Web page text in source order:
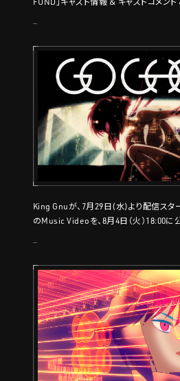
King Gnuが、7月29日(水)より配信スター
のMusic Videoを、8月4日（火）18:00に